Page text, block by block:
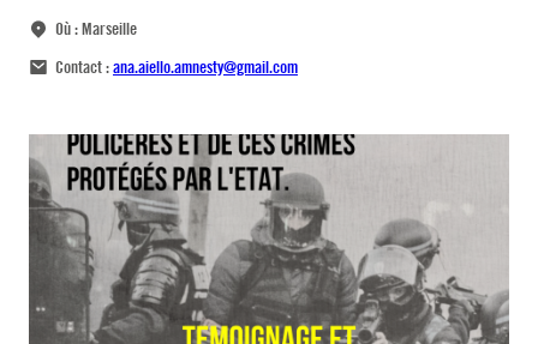
Où :Marseille
Contact :ana.aiello.amnesty@gmail.com